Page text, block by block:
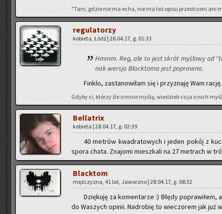
"Tam, gdzie nie ma echa, nie ma też opisu prze­strze­ni ani
re­gu­la­to­rzy
ko­bie­ta, Łódź | 28.04.17, g. 01:33
Hmmm. Reg, ale to jest skrót my­ślo­wy od
nak wer­sja Black­to­ma jest po­praw­na.
Fin­klo, za­sta­no­wi­łam się i przy­zna­ję Wam rację.
Gdyby ci, któ­rzy źle o mnie myślą, wie­dzie­li co ja o nich
Bel­la­trix
ko­bie­ta | 28.04.17, g. 02:39
40 me­trów kwa­dra­to­wych i jeden pokój z
spora chata. Zna­jo­mi miesz­ka­li na 27 me­trach w
Black­tom
męż­czy­zna, 41 lat, Ja­worz­no | 28.04.17, g. 08:32
Dzię­ku­ję za ko­men­ta­rze :) Błędy
do Wa­szych opi­nii. Nad­ro­bię to wie­czo­rem jak już